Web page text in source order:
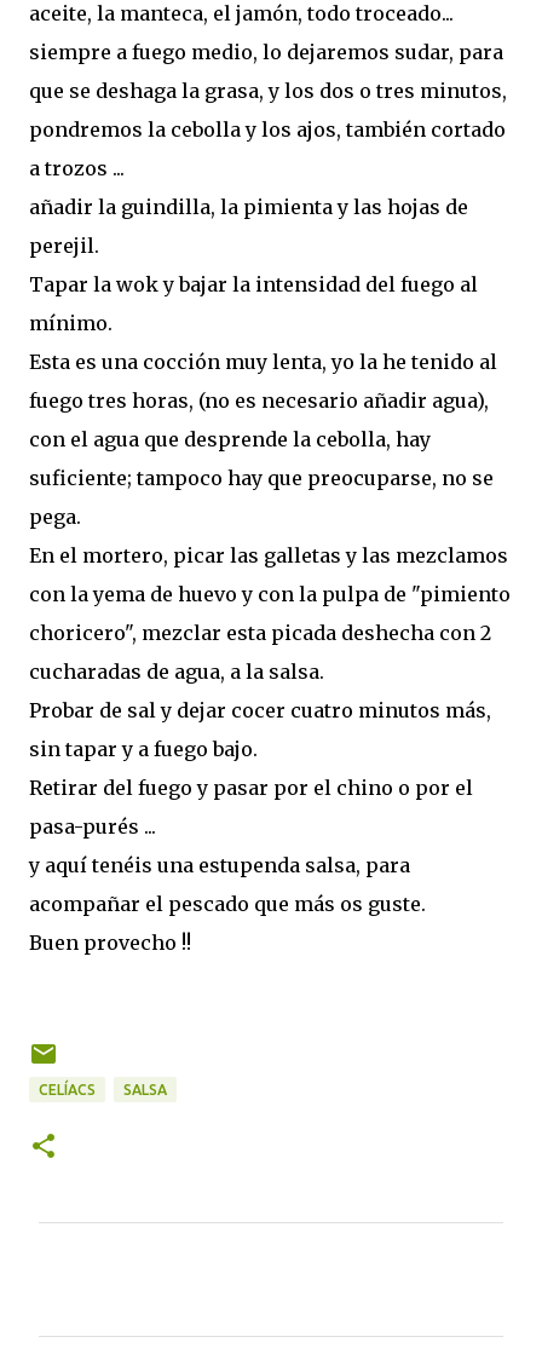
aceite, la manteca, el jamón, todo troceado...
siempre a fuego medio, lo dejaremos sudar, para
que se deshaga la grasa, y los dos o tres minutos,
pondremos la cebolla y los ajos, también cortado
a trozos ...
añadir la guindilla, la pimienta y las hojas de
perejil.
Tapar la wok y bajar la intensidad del fuego al
mínimo.
Esta es una cocción muy lenta, yo la he tenido al
fuego tres horas, (no es necesario añadir agua),
con el agua que desprende la cebolla, hay
suficiente; tampoco hay que preocuparse, no se
pega.
En el mortero, picar las galletas y las mezclamos
con la yema de huevo y con la pulpa de "pimiento
choricero", mezclar esta picada deshecha con 2
cucharadas de agua, a la salsa.
Probar de sal y dejar cocer cuatro minutos más,
sin tapar y a fuego bajo.
Retirar del fuego y pasar por el chino o por el
pasa-purés ...
y aquí tenéis una estupenda salsa, para
acompañar el pescado que más os guste.
Buen provecho !!
CELÍACS SALSA